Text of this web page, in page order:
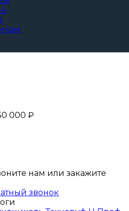
единовременной покупке
000 ₽
нам или закажите
звонок